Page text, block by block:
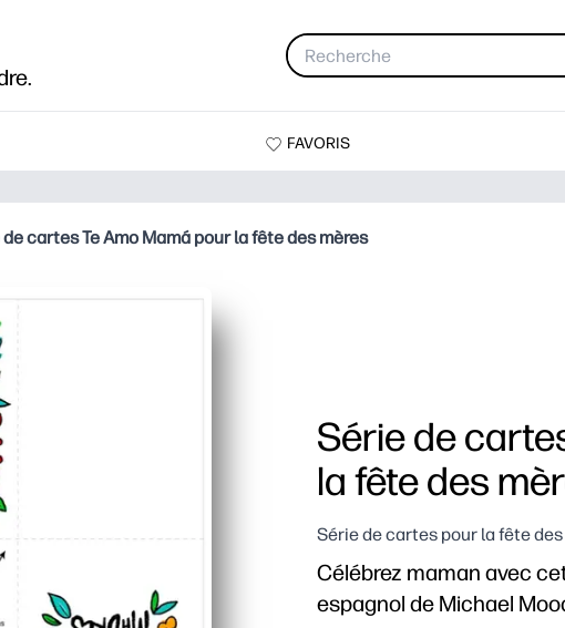
FAVORIS
cartes Te Amo Mamá pour la fête des mères
Série de
la fête des
Série de cartes pour la fête
Célébrez maman avec
espagnol de Michael